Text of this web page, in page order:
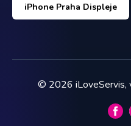
iPhone Praha Displeje
© 2026 iLoveServis,